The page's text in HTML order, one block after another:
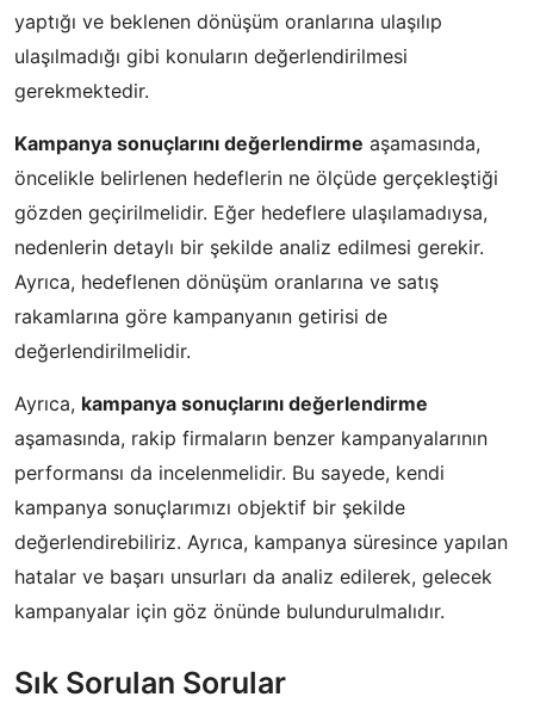
yaptığı ve beklenen dönüşüm oranlarına ulaşılıp
ulaşılmadığı gibi konuların değerlendirilmesi
gerekmektedir.
Kampanya sonuçlarını değerlendirme aşamasında,
öncelikle belirlenen hedeflerin ne ölçüde gerçekleştiği
gözden geçirilmelidir. Eğer hedeflere ulaşılamadıysa,
nedenlerin detaylı bir şekilde analiz edilmesi gerekir.
Ayrıca, hedeflenen dönüşüm oranlarına ve satış
rakamlarına göre kampanyanın getirisi de
değerlendirilmelidir.
Ayrıca, kampanya sonuçlarını değerlendirme
aşamasında, rakip firmaların benzer kampanyalarının
performansı da incelenmelidir. Bu sayede, kendi
kampanya sonuçlarımızı objektif bir şekilde
değerlendirebiliriz. Ayrıca, kampanya süresince yapılan
hatalar ve başarı unsurları da analiz edilerek, gelecek
kampanyalar için göz önünde bulundurulmalıdır.
Sık Sorulan Sorular